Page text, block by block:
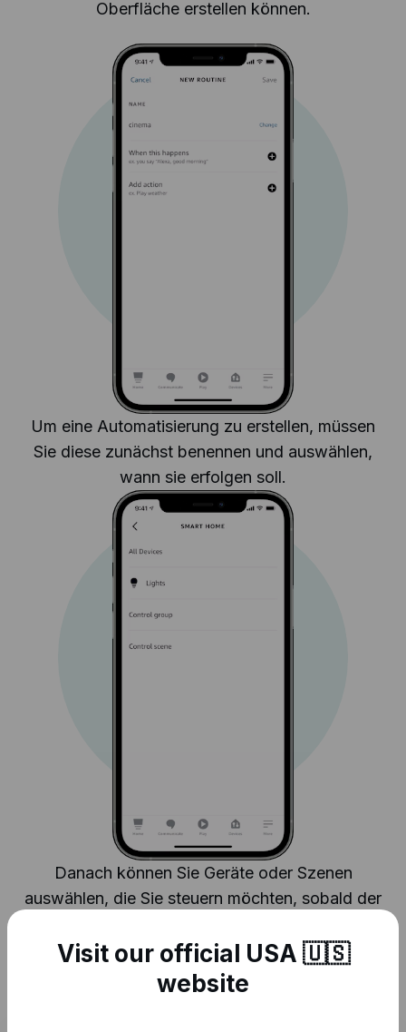
Oberfläche erstellen können.
Um eine Automatisierung zu erstellen, müssen
Sie diese zunächst benennen und auswählen,
wann sie erfolgen soll.
Danach können Sie Geräte oder Szenen
auswählen, die Sie steuern möchten, sobald der
Visit our official USA 🇺🇸
website